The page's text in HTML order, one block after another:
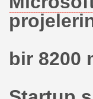
bir 8200